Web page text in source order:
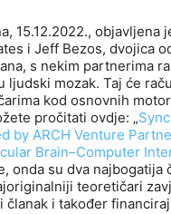
15.12.2022., objavljena
i Jeff Bezos, dvojica
s nekim partnerima
ljudski mozak. Taj će
kod osnovnih
pročitati ovdje: „
by ARCH Venture
Brain–Computer
onda su dva najbogatija
teoretičari
članak i također